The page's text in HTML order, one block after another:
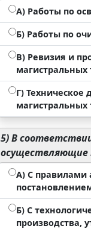
А) Работы по
Б) Работы по
В) Ревизия и
магистральных
Г) Техническое
магистральных
5)В
осуществляющие
А) С правилами
Б) С
производства,